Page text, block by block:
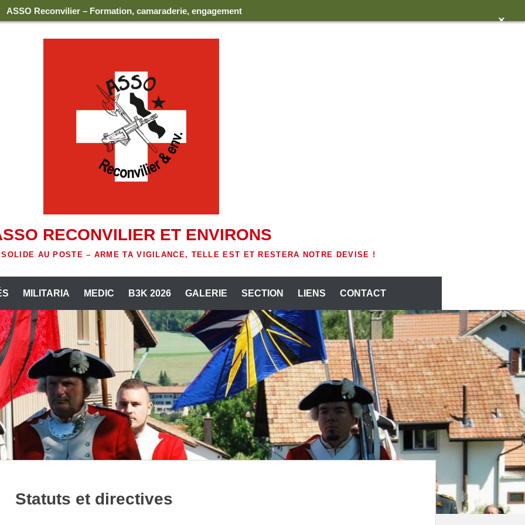
ASSO Reconvilier – Formation, camaraderie, engagement
×
RECONVILIER ET ENVIRONS
AU POSTE – ARME TA VIGILANCE, TELLE EST ET RESTERA NOTRE DEVISE !
MILITARIA MEDIC B3K 2026 GALERIE SECTION LIENS CONTACT
Statuts et directives